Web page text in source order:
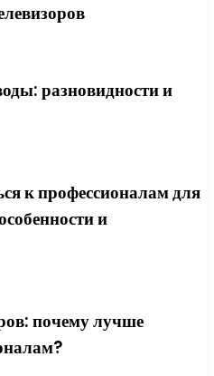
разновидности и
к профессионалам для
и
почему лучше